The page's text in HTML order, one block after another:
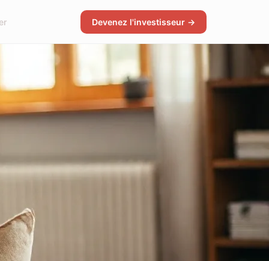
Devenez l'investisseur →